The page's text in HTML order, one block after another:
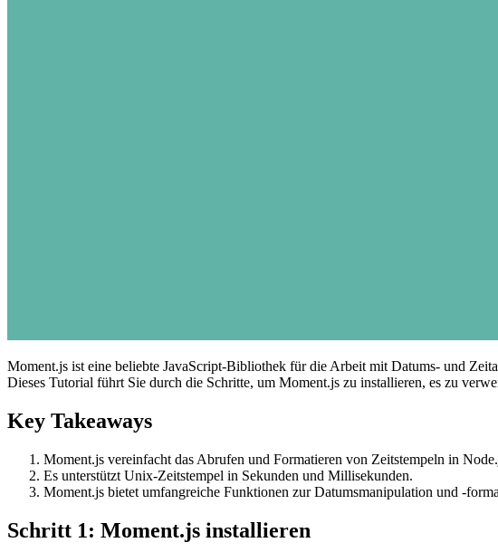
Moment.js ist eine beliebte JavaScript-Bibliothek für die Arbeit mit Datums- und
Dieses Tutorial führt Sie durch die Schritte, um Moment.js zu installieren, es zu
Key Takeaways
Moment.js vereinfacht das Abrufen und Formatieren von Zeitstempeln in
Es unterstützt Unix-Zeitstempel in Sekunden und Millisekunden.
Moment.js bietet umfangreiche Funktionen zur Datumsmanipulation und -
Schritt 1: Moment.js installieren